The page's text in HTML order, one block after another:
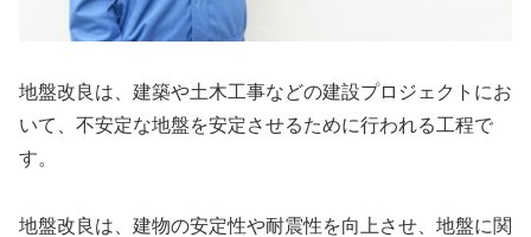
地盤改良は、建築や土木工事などの建設プロジェクトにお
いて、不安定な地盤を安定させるために行われる工程で
す。
地盤改良は、建物の安定性や耐震性を向上させ、地盤に関